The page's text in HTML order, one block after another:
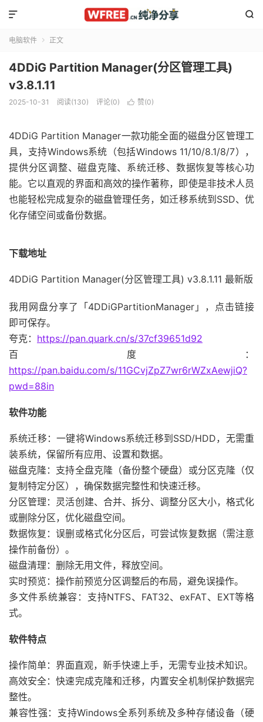


电脑软件  正文
4DDiG Partition Manager(分区管理工具)
v3.8.1.11
2025-10-31 阅读(130) 评论(0)  赞(0)
4DDiG Partition Manager一款功能全面的磁盘分区管理工
具，支持Windows系统（包括Windows 11/10/8.1/8/7），
提供分区调整、磁盘克隆、系统迁移、数据恢复等核心功
能。它以直观的界面和高效的操作著称，即使是非技术人员
也能轻松完成复杂的磁盘管理任务，如迁移系统到SSD、优
化存储空间或备份数据。
下载地址
4DDiG Partition Manager(分区管理工具) v3.8.1.11 最新版
我用网盘分享了「4DDiGPartitionManager」，点击链接
即可保存。
夸克： https://pan.quark.cn/s/37cf39651d92
百度：
https://pan.baidu.com/s/11GCvjZpZ7wr6rWZxAewjiQ?
pwd=88in
软件功能
系统迁移：一键将Windows系统迁移到SSD/HDD，无需重
装系统，保留所有应用、设置和数据。
磁盘克隆：支持全盘克隆（备份整个硬盘）或分区克隆（仅
复制特定分区），确保数据完整性和快速迁移。
分区管理：灵活创建、合并、拆分、调整分区大小，格式化
或删除分区，优化磁盘空间。
数据恢复：误删或格式化分区后，可尝试恢复数据（需注意
操作前备份）。
磁盘清理：删除无用文件，释放空间。
实时预览：操作前预览分区调整后的布局，避免误操作。
多文件系统兼容：支持NTFS、FAT32、exFAT、EXT等格
式。
软件特点
操作简单：界面直观，新手快速上手，无需专业技术知识。
高效安全：快速完成克隆和迁移，内置安全机制保护数据完
整性。
兼容性强：支持Windows全系列系统及多种存储设备（硬